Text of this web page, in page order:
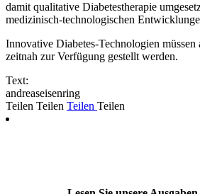
damit qualitative Diabetestherapie
medizinisch-technologischen
Innovative Diabetes-Technologien müssen
zeitnah zur Verfügung gestellt werden.
Text:
andreaseisenring
Teilen Teilen Teilen Teilen